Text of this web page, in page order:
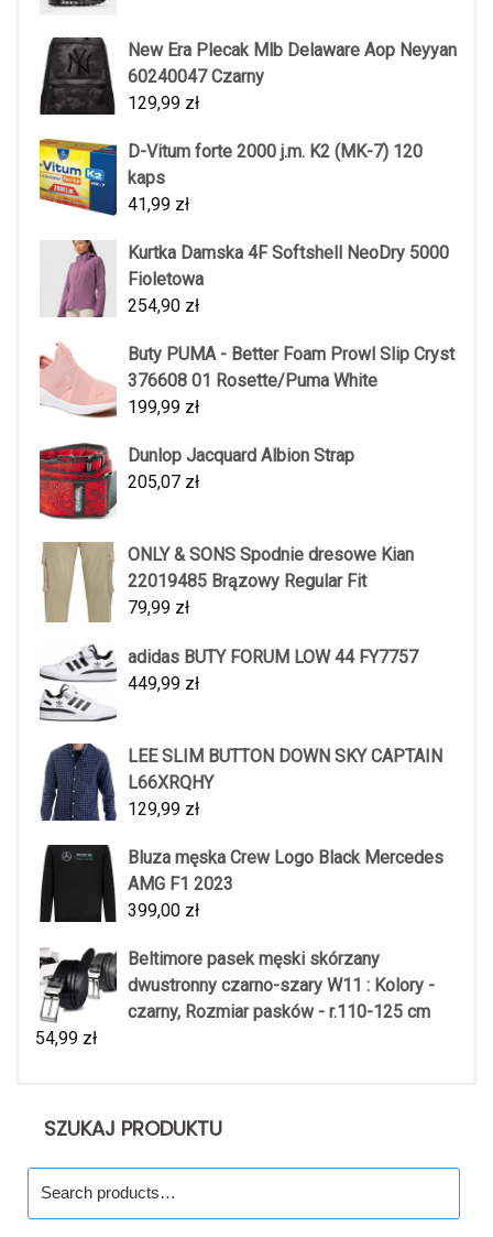
New Era Plecak Mlb Delaware Aop Neyyan
60240047 Czarny
129,99 zł
D-Vitum forte 2000 j.m. K2 (MK-7) 120
kaps
41,99 zł
Kurtka Damska 4F Softshell NeoDry 5000
Fioletowa
254,90 zł
Buty PUMA - Better Foam Prowl Slip Cryst
376608 01 Rosette/Puma White
199,99 zł
Dunlop Jacquard Albion Strap
205,07 zł
ONLY & SONS Spodnie dresowe Kian
22019485 Brązowy Regular Fit
79,99 zł
adidas BUTY FORUM LOW 44 FY7757
449,99 zł
LEE SLIM BUTTON DOWN SKY CAPTAIN
L66XRQHY
129,99 zł
Bluza męska Crew Logo Black Mercedes
AMG F1 2023
399,00 zł
Beltimore pasek męski skórzany
dwustronny czarno-szary W11 : Kolory -
czarny, Rozmiar pasków - r.110-125 cm
54,99 zł
SZUKAJ PRODUKTU
for: